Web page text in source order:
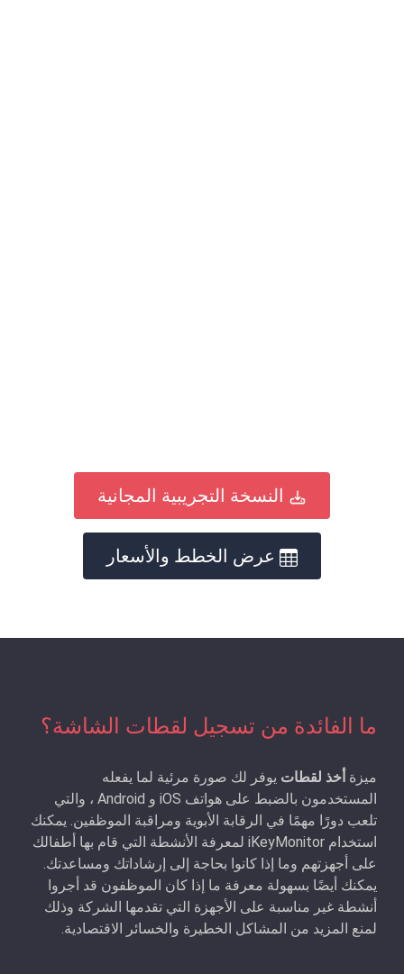
النسخة التجريبية المجانية
عرض الخطط والأسعار
ما الفائدة من تسجيل لقطات الشاشة؟
ميزة أخذ لقطات يوفر لك صورة مرئية لما يفعله
المستخدمون بالضبط على هواتف iOS و Android ، والتي
تلعب دورًا مهمًا في الرقابة الأبوية ومراقبة الموظفين. يمكنك
استخدام iKeyMonitor لمعرفة الأنشطة التي قام بها أطفالك
على أجهزتهم وما إذا كانوا بحاجة إلى إرشاداتك ومساعدتك.
يمكنك أيضًا بسهولة معرفة ما إذا كان الموظفون قد أجروا
أنشطة غير مناسبة على الأجهزة التي تقدمها الشركة وذلك
لمنع المزيد من المشاكل الخطيرة والخسائر الاقتصادية.